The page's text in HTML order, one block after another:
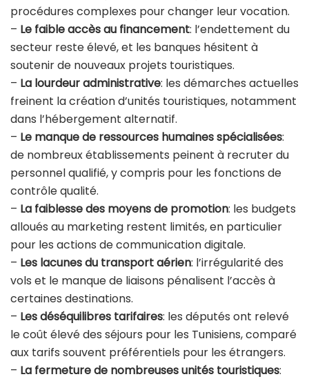
procédures complexes pour changer leur vocation.
– Le faible accès au financement: l’endettement du
secteur reste élevé, et les banques hésitent à
soutenir de nouveaux projets touristiques.
– La lourdeur administrative: les démarches actuelles
freinent la création d’unités touristiques, notamment
dans l’hébergement alternatif.
– Le manque de ressources humaines spécialisées:
de nombreux établissements peinent à recruter du
personnel qualifié, y compris pour les fonctions de
contrôle qualité.
– La faiblesse des moyens de promotion: les budgets
alloués au marketing restent limités, en particulier
pour les actions de communication digitale.
– Les lacunes du transport aérien: l’irrégularité des
vols et le manque de liaisons pénalisent l’accès à
certaines destinations.
– Les déséquilibres tarifaires: les députés ont relevé
le coût élevé des séjours pour les Tunisiens, comparé
aux tarifs souvent préférentiels pour les étrangers.
– La fermeture de nombreuses unités touristiques: